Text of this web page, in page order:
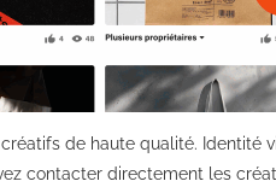
de haute qualité. Identité
contacter directement les